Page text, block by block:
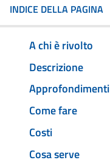
INDICE DELLA PAGINA
A chi è rivolto
Descrizione
Approfondimenti
Come fare
Costi
Cosa serve